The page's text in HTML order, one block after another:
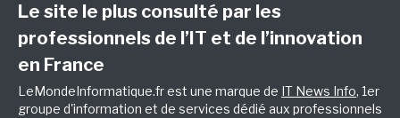
Le site le plus consulté par les
professionnels de l’IT et de l’innovation
en France
LeMondeInformatique.fr est une marque de IT News Info, 1er
groupe d'information et de services dédié aux professionnels